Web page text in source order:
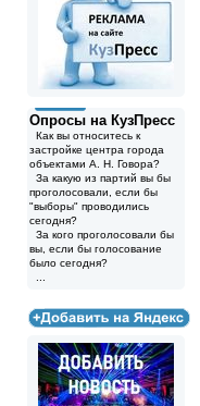
Опросы на КузПресс
Как вы относитесь к
застройке центра города
объектами А. Н. Говора?
За какую из партий вы бы
проголосовали, если бы
"выборы" проводились
сегодня?
За кого проголосовали бы
вы, если бы голосование
было сегодня?